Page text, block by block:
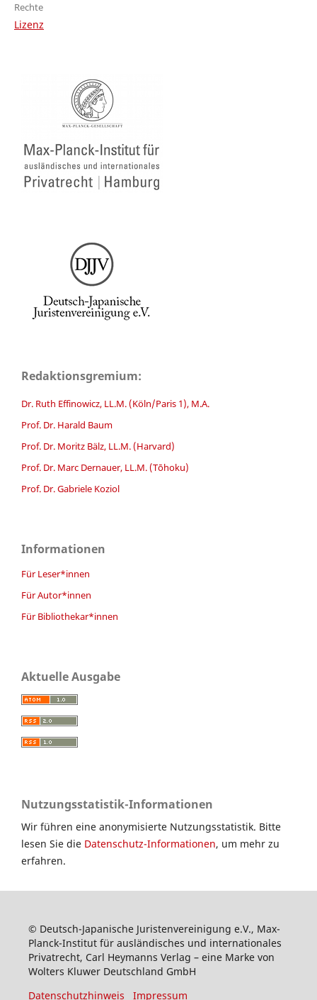
Rechte
Lizenz
Redaktionsgremium:
Dr. Ruth Effinowicz, LL.M. (Köln/Paris 1), M.A.
Prof. Dr. Harald Baum
Prof. Dr. Moritz Bälz, LL.M. (Harvard)
Prof. Dr. Marc Dernauer, LL.M. (Tōhoku)
Prof. Dr. Gabriele Koziol
Informationen
Für Leser*innen
Für Autor*innen
Für Bibliothekar*innen
Aktuelle Ausgabe
Nutzungsstatistik-Informationen
Wir führen eine anonymisierte Nutzungsstatistik. Bitte
lesen Sie die Datenschutz-Informationen, um mehr zu
erfahren.
© Deutsch-Japanische Juristenvereinigung e.V., Max-
Planck-Institut für ausländisches und internationales
Privatrecht, Carl Heymanns Verlag – eine Marke von
Wolters Kluwer Deutschland GmbH
Datenschutzhinweis
Impressum